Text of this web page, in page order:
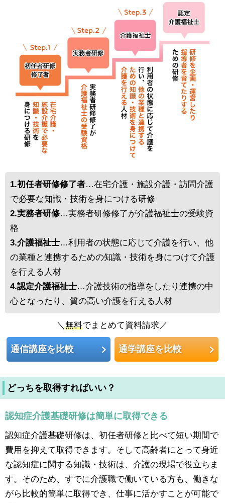
1.初任者研修修了者…在宅介護・施設介護・訪問介護
で必要な知識・技術を身につける研修
2.実務者研修…実務者研修修了が介護福祉士の受験資
格
3.介護福祉士…利用者の状態に応じて介護を行い、他
の業種と連携するための知識・技術を身につけて介護
を行える人材
4.認定介護福祉士…介護技術の指導をしたり連携の中
心となったり、質の高い介護を行える人材
＼無料でまとめて資料請求／
通信講座を比較 通学講座を比較
どっちを取得すればいい？
認知症介護基礎研修は簡単に取得できる
認知症介護基礎研修は、初任者研修と比べて短い期間で
費用を抑えて取得できます。そして高齢者にとって身近
な認知症に関する知識・技術は、介護の現場で役立ちま
す。そのため、すでに介護職で働いている方も、働きな
がら比較的簡単に取得でき、仕事に活かすことが可能で